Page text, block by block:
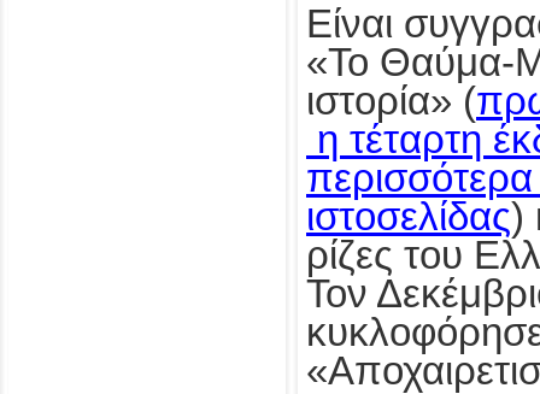
Είναι
«Το Θαύμα-
ιστορία» (
η τέταρτη
ιστοσελίδας)
ρίζες του
Τον